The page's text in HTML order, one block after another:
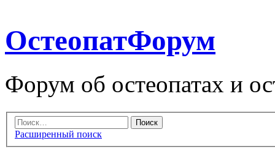
ОстеопатФорум
Форум об остеопатах и
Расширенный поиск